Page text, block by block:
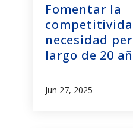
Fomentar la
necesidad
largo de 20
Jun 27, 2025